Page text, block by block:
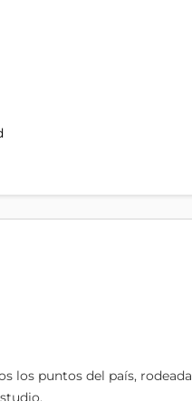
los puntos del país, rodeada